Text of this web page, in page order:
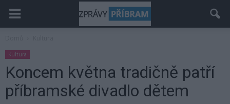
Kultura
Koncem května tradičně patří
příbramské divadlo dětem